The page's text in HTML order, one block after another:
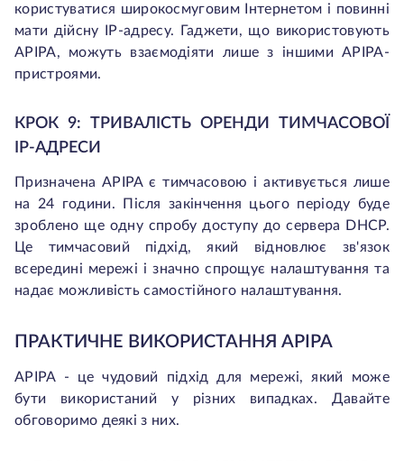
користуватися широкосмуговим Інтернетом і повинні
мати дійсну IP-адресу. Гаджети, що використовують
APIPA, можуть взаємодіяти лише з іншими APIPA-
пристроями.
КРОК 9: ТРИВАЛІСТЬ ОРЕНДИ ТИМЧАСОВОЇ
IP-АДРЕСИ
Призначена APIPA є тимчасовою і активується лише
на 24 години. Після закінчення цього періоду буде
зроблено ще одну спробу доступу до сервера DHCP.
Це тимчасовий підхід, який відновлює зв'язок
всередині мережі і значно спрощує налаштування та
надає можливість самостійного налаштування.
ПРАКТИЧНЕ ВИКОРИСТАННЯ APIPA
APIPA - це чудовий підхід для мережі, який може
бути використаний у різних випадках. Давайте
обговоримо деякі з них.